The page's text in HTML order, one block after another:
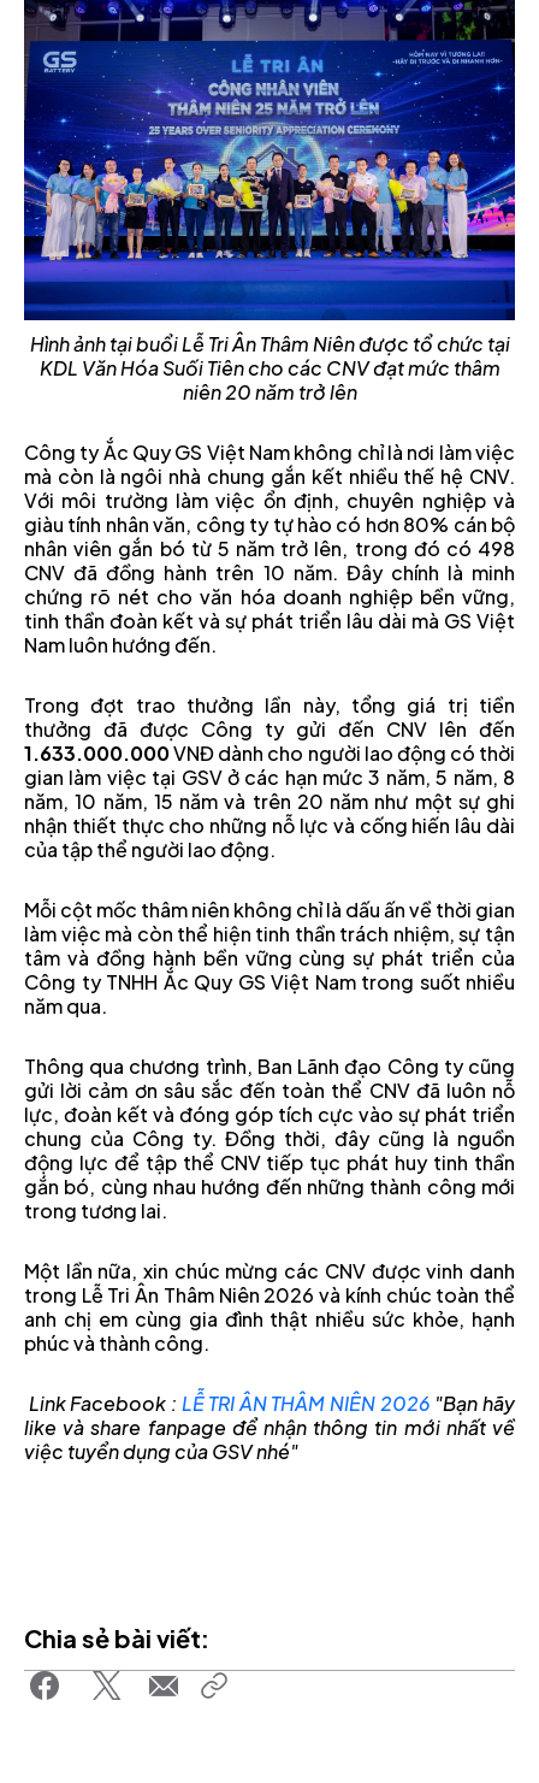
Hình ảnh tại buổi Lễ Tri Ân Thâm Niên được tổ chức tại
KDL Văn Hóa Suối Tiên cho các CNV đạt mức thâm
niên 20 năm trở lên
Công ty Ắc Quy GS Việt Nam không chỉ là nơi làm việc
mà còn là ngôi nhà chung gắn kết nhiều thế hệ CNV.
Với môi trường làm việc ổn định, chuyên nghiệp và
giàu tính nhân văn, công ty tự hào có hơn 80% cán bộ
nhân viên gắn bó từ 5 năm trở lên, trong đó có 498
CNV đã đồng hành trên 10 năm. Đây chính là minh
chứng rõ nét cho văn hóa doanh nghiệp bền vững,
tinh thần đoàn kết và sự phát triển lâu dài mà GS Việt
Nam luôn hướng đến.
Trong đợt trao thưởng lần này, tổng giá trị tiền
thưởng đã được Công ty gửi đến CNV lên đến
1.633.000.000VNĐ dành cho người lao động có thời
gian làm việc tại GSV ở các hạn mức 3 năm, 5 năm, 8
năm, 10 năm, 15 năm và trên 20 năm như một sự ghi
nhận thiết thực cho những nỗ lực và cống hiến lâu dài
của tập thể người lao động.
Mỗi cột mốc thâm niên không chỉ là dấu ấn về thời gian
làm việc mà còn thể hiện tinh thần trách nhiệm, sự tận
tâm và đồng hành bền vững cùng sự phát triển của
Công ty TNHH Ắc Quy GS Việt Nam trong suốt nhiều
năm qua.
Thông qua chương trình, Ban Lãnh đạo Công ty cũng
gửi lời cảm ơn sâu sắc đến toàn thể CNV đã luôn nỗ
lực, đoàn kết và đóng góp tích cực vào sự phát triển
chung của Công ty. Đồng thời, đây cũng là nguồn
động lực để tập thể CNV tiếp tục phát huy tinh thần
gắn bó, cùng nhau hướng đến những thành công mới
trong tương lai.
Một lần nữa, xin chúc mừng các CNV được vinh danh
trong Lễ Tri Ân Thâm Niên 2026 và kính chúc toàn thể
anh chị em cùng gia đình thật nhiều sức khỏe, hạnh
phúc và thành công.
Link Facebook : LỄ TRI ÂN THÂM NIÊN 2026 "Bạn hãy
like và share fanpage để nhận thông tin mới nhất về
việc tuyển dụng của GSV nhé"
Chia sẻ bài viết: